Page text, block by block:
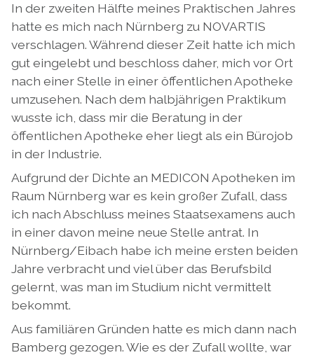
In der zweiten Hälfte meines Praktischen Jahres
hatte es mich nach Nürnberg zu NOVARTIS
verschlagen. Während dieser Zeit hatte ich mich
gut eingelebt und beschloss daher, mich vor Ort
nach einer Stelle in einer öffentlichen Apotheke
umzusehen. Nach dem halbjährigen Praktikum
wusste ich, dass mir die Beratung in der
öffentlichen Apotheke eher liegt als ein Bürojob
in der Industrie.
Aufgrund der Dichte an MEDICON Apotheken im
Raum Nürnberg war es kein großer Zufall, dass
ich nach Abschluss meines Staatsexamens auch
in einer davon meine neue Stelle antrat. In
Nürnberg/Eibach habe ich meine ersten beiden
Jahre verbracht und viel über das Berufsbild
gelernt, was man im Studium nicht vermittelt
bekommt.
Aus familiären Gründen hatte es mich dann nach
Bamberg gezogen. Wie es der Zufall wollte, war